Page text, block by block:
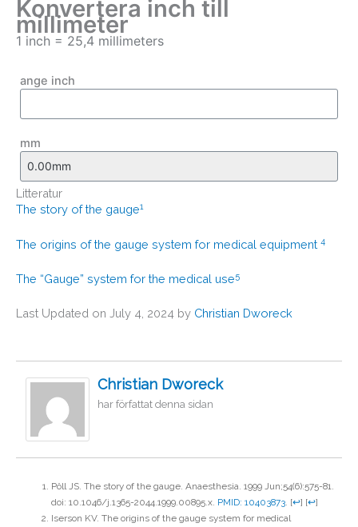
Konvertera inch till
millimeter
1 inch = 25,4 millimeters
ange inch
mm
Litteratur
The story of the gauge1
The origins of the gauge system for medical equipment 4
The “Gauge” system for the medical use5
Last Updated on July 4, 2024 by Christian Dworeck
Christian Dworeck
har författat denna sidan
Pöll JS. The story of the gauge. Anaesthesia. 1999 Jun;54(6):575-81.
doi: 10.1046/j.1365-2044.1999.00895.x. PMID: 10403873. [↩] [↩]
Iserson KV. The origins of the gauge system for medical